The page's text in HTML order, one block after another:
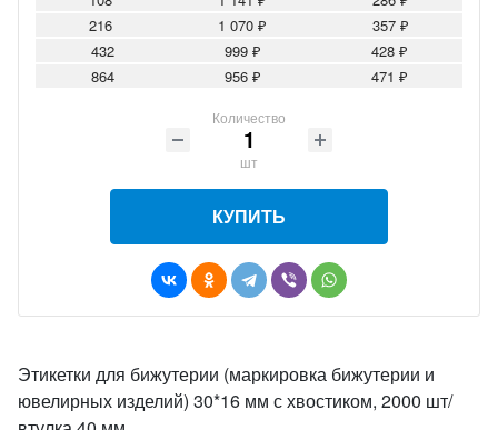
216
1 070 ₽
357 ₽
432
999 ₽
428 ₽
864
956 ₽ 471 ₽
Количество
шт
КУПИТЬ
Этикетки для бижутерии (маркировка бижутерии и
ювелирных изделий) 30*16 мм с хвостиком, 2000 шт/